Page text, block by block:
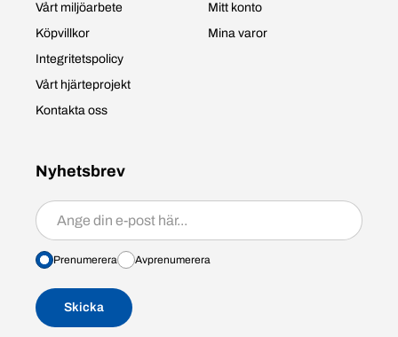
Vårt miljöarbete
Köpvillkor
Integritetspolicy
Vårt hjärteprojekt
Kontakta oss
Mitt konto
Mina varor
Nyhetsbrev
Prenumerera/avprenumerera
Prenumerera Avprenumerera
Skicka